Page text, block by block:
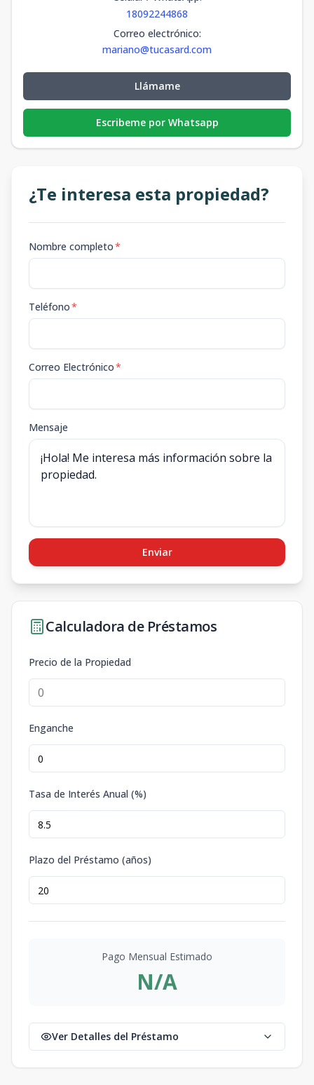
18092244868
Correo electrónico:
mariano@tucasard.com
Llámame
Escribeme por Whatsapp
¿Te interesa esta propiedad?
Nombre completo*
Teléfono*
Correo Electrónico*
Mensaje
Enviar
Calculadora de Préstamos
Precio de la Propiedad
Enganche
Tasa de Interés Anual (%)
Plazo del Préstamo (años)
Pago Mensual Estimado
N/A
Ver Detalles del Préstamo